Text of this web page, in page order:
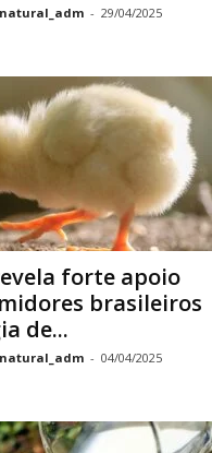
- 29/04/2025
forte apoio
brasileiros
de...
- 04/04/2025